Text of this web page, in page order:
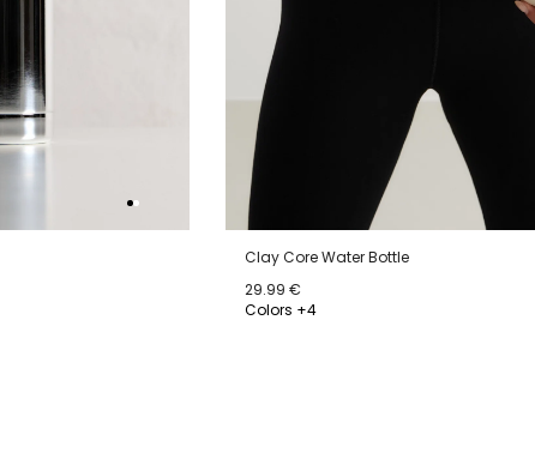
Clay Core Water Bottle
29.99 €
Colors +4